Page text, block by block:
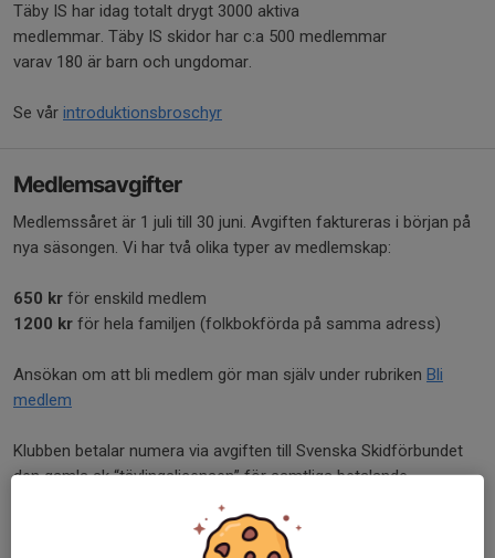
Täby IS har idag totalt drygt 3000 aktiva
medlemmar. Täby IS skidor har c:a 500 medlemmar
varav 180 är barn och ungdomar.
Se vår introduktionsbroschyr
Medlemsavgifter
Medlemssåret är 1 juli till 30 juni. Avgiften faktureras i början på
nya säsongen. Vi har två olika typer av medlemskap:
650 kr för enskild medlem
1200 kr för hela familjen (folkbokförda på samma adress)
Ansökan om att bli medlem gör man själv under rubriken Bli
medlem
Klubben betalar numera via avgiften till Svenska Skidförbundet
den gamla sk “tävlingslicensen” för samtliga betalande
medlemmar. Denna avgift på ca 100:- betalade medlemmen
tidigare själv. Det betyder att alla som betalt medlemsavgift i
Täby IS Skidor är försäkrad via Folksam vid både träning och